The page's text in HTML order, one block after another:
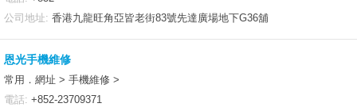
公司地址: 香港九龍旺角亞皆老街83號先達廣場地下G36舖
恩光手機維修
常用．網址 > 手機維修 >
電話: +852-23709371